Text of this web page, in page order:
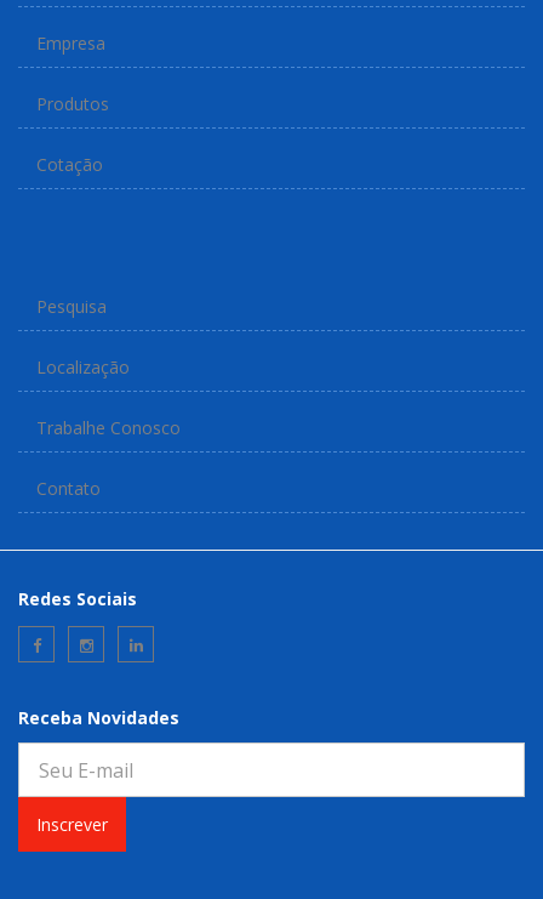
Empresa
Produtos
Cotação
Pesquisa
Localização
Trabalhe Conosco
Contato
Redes Sociais
Receba Novidades
Inscrever